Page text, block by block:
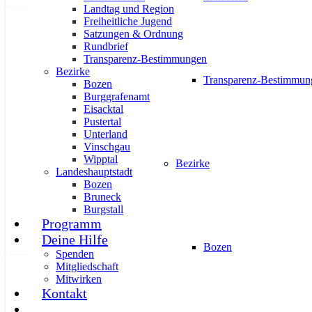
Transparenz-
Bezirke
Bozen
Landtag und Region
Freiheitliche Jugend
Satzungen & Ordnung
Rundbrief
Transparenz-Bestimmungen
Bezirke
Bozen
Burggrafenamt
Eisacktal
Pustertal
Unterland
Vinschgau
Wipptal
Landeshauptstadt
Bozen
Bruneck
Burgstall
Programm
Deine Hilfe
Spenden
Mitgliedschaft
Mitwirken
Kontakt
AKTUELLPRESSEPRESSEMITTEILUNGEN
Sicherheitssysteme für
20. März 2026
AKTUELLPRESSEMITTEILUNGEN